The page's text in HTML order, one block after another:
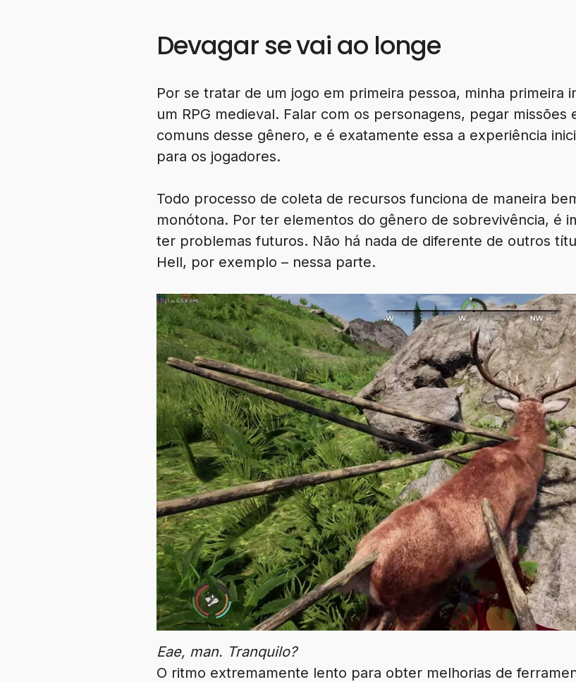
Devagar se vai ao longe
Por se tratar de um jogo em primeira pessoa, minha primeira
um RPG medieval. Falar com os personagens, pegar
comuns desse gênero, e é exatamente essa a experiência
para os jogadores.
Todo processo de coleta de recursos funciona de maneira
monótona. Por ter elementos do gênero de sobrevivência, é
ter problemas futuros. Não há nada de diferente de outros
Hell, por exemplo – nessa parte.
Eae, man. Tranquilo?
O ritmo extremamente lento para obter melhorias de